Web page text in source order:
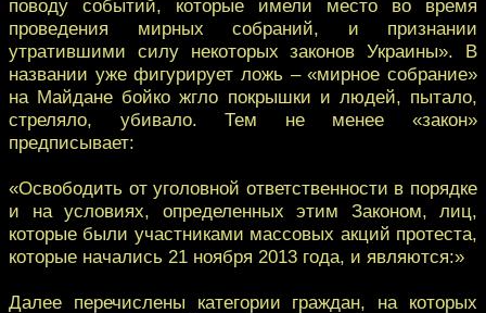
поводу событий, которые имели место во время
проведения мирных собраний, и признании
утратившими силу некоторых законов Украины». В
названии уже фигурирует ложь – «мирное собрание»
на Майдане бойко жгло покрышки и людей, пытало,
стреляло, убивало. Тем не менее «закон»
предписывает:
«Освободить от уголовной ответственности в порядке
и на условиях, определенных этим Законом, лиц,
которые были участниками массовых акций протеста,
которые начались 21 ноября 2013 года, и являются:»
Далее перечислены категории граждан, на которых